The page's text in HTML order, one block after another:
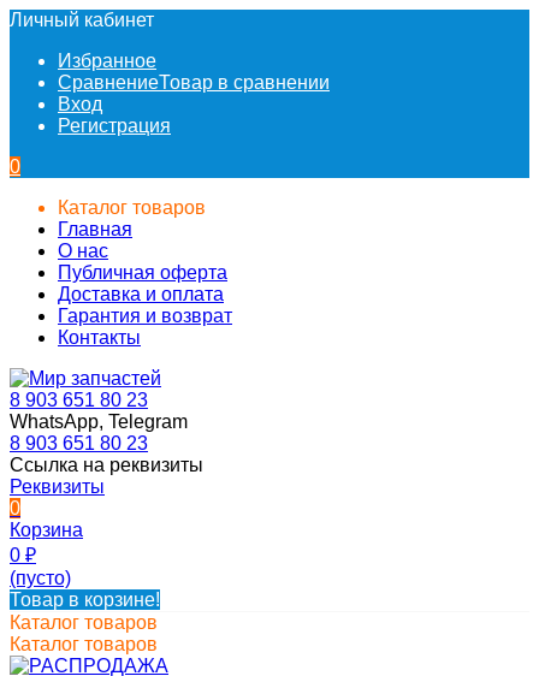
Личный кабинет
Избранное
СравнениеТовар в сравнении
Вход
Регистрация
0
Каталог товаров
Главная
О нас
Публичная оферта
Доставка и оплата
Гарантия и возврат
Контакты
8 903 651 80 23
WhatsApp, Telegram
8 903 651 80 23
Ссылка на реквизиты
Реквизиты
0
Корзина
0 ₽
(пусто)
Товар в корзине!
Каталог товаров
Каталог товаров